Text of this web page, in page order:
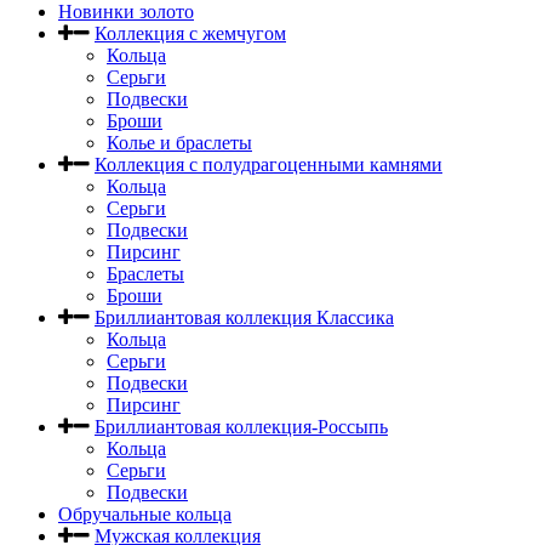
Новинки золото
Коллекция с жемчугом
Кольца
Серьги
Подвески
Броши
Колье и браслеты
Коллекция с полудрагоценными камнями
Кольца
Серьги
Подвески
Пирсинг
Браслеты
Броши
Бриллиантовая коллекция Классика
Кольца
Серьги
Подвески
Пирсинг
Бриллиантовая коллекция-Россыпь
Кольца
Серьги
Подвески
Обручальные кольца
Мужская коллекция